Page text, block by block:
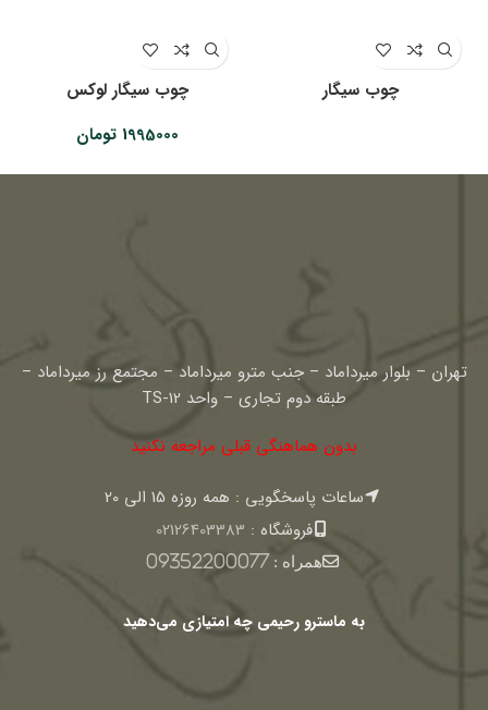
چوب سیگار
چوب سیگار لوکس
1995000 تومان
تهران – بلوار میرداماد – جنب مترو میرداماد – مجتمع رز میرداماد –
طبقه دوم تجاری – واحد TS-12
بدون هماهنگی قبلی مراجعه نکنید
ساعات پاسخگویی : همه روزه 15 الی 20
فروشگاه : 02126403383
همراه :09352200077
به ماسترو رحیمی چه امتیازی می‌دهید